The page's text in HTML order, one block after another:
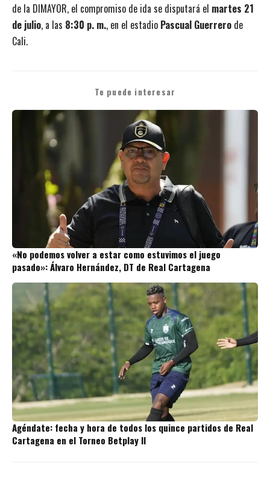
de la DIMAYOR, el compromiso de ida se disputará el martes 21
de julio, a las 8:30 p. m., en el estadio Pascual Guerrero de
Cali.
Te puede interesar
«No podemos volver a estar como estuvimos el juego
pasado»: Álvaro Hernández, DT de Real Cartagena
Agéndate: fecha y hora de todos los quince partidos de Real
Cartagena en el Torneo Betplay II